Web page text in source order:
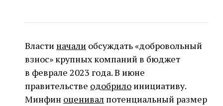
Властиначали обсуждать «добровольный
взнос» крупных компаний в бюджет
в феврале 2023 года. В июне
правительстве одобрилоинициативу.
Минфин оценивал потенциальный размер